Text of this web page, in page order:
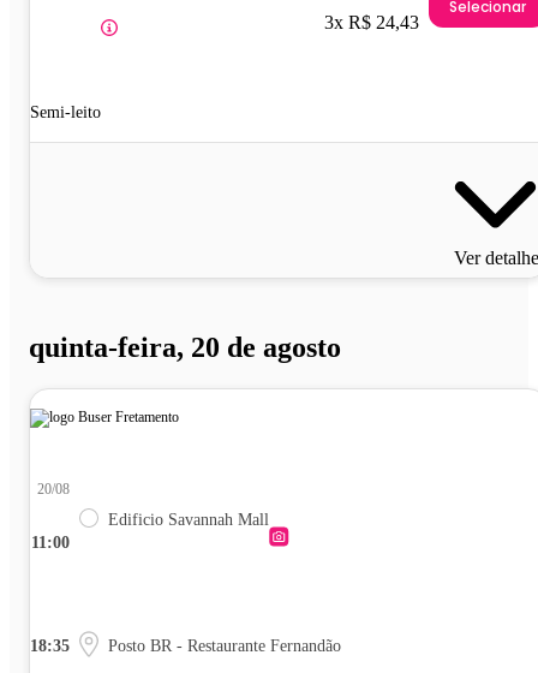
Semi-leito
3x R$ 24,43
Selecionar
Ver
quinta-feira, 20 de agosto
11:00
20/08
Edificio Savannah Mall
18:35 Posto BR - Restaurante Fernandão